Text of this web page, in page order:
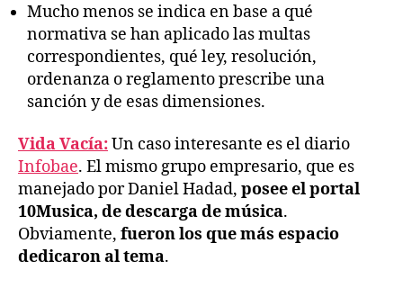
Mucho menos se indica en base a qué
normativa se han aplicado las multas
correspondientes, qué ley, resolución,
ordenanza o reglamento prescribe una
sanción y de esas dimensiones.
Vida Vacía:Un caso interesante es el diario
Infobae. El mismo grupo empresario, que es
manejado por Daniel Hadad, posee el portal
10Musica, de descarga de música.
Obviamente, fueron los que más espacio
dedicaron al tema.